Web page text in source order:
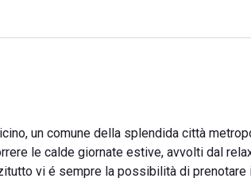
un comune della splendida città
le calde giornate estive, avvolti dal
vi é sempre la possibilità di prenotare